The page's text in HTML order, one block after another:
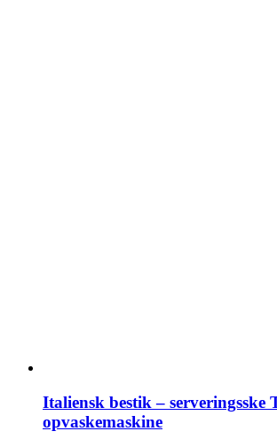
Italiensk bestik – serveringsske
opvaskemaskine